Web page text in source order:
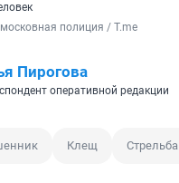
полиция / T.me
Пирогова
оперативной редакции
Клещ Стрельба